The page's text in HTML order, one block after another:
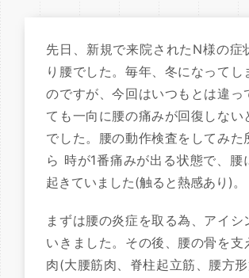
先日、新規で来院されたN様の症
り腰でした。毎年、冬になってし
のですが、今回はいつもとは違っ
ても一向に腰の痛みが回復しない
でした。腰の動作検査をしてみた
ら 時が1番痛みが出る状態で、腰
起きていました(触ると熱感あり)。
まずは腰の炎症を取る為、アイシ
いきました。その後、腰の骨を支
肉(大腰筋肉、脊柱起立筋、腰方